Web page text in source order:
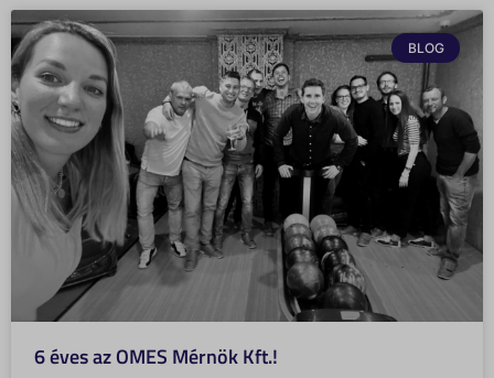
BLOG
6 éves az OMES Mérnök Kft.!
ssm_au_c
www.gstatic.com